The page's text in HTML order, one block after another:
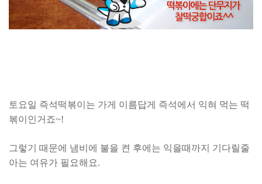
토요일 즉석떡볶이는 가게 이름답게 즉석에서 익혀 먹는 떡
볶이인거죠~!
그렇기 때문에 냄비에 불을 켠 후에는 익을때까지 기다릴줄
아는 여유가 필요해요.